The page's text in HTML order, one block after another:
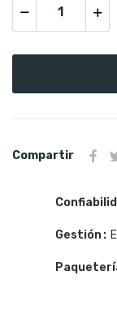
Compartir
Gestión